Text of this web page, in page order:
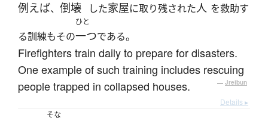
例えば、 倒壊 した家屋に取り残された人 を救助す
る訓練もその
ひと
一つである。
Firefighters train daily to prepare for disasters.
One example of such training includes rescuing
people trapped in collapsed houses.
— Jreibun
Details ▸
そな